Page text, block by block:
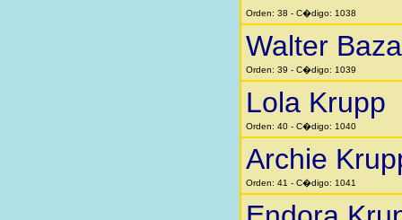
Orden: 38 - C�digo: 1038
Walter
Orden: 39 - C�digo: 1039
Lola Krupp
Orden: 40 - C�digo: 1040
Archie
Orden: 41 - C�digo: 1041